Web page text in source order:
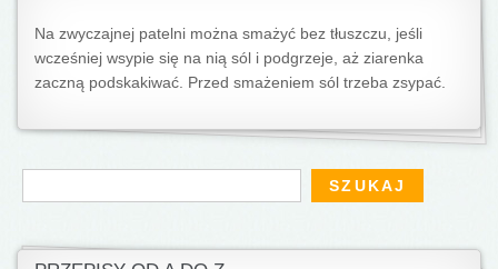
Na zwyczajnej patelni można smażyć bez tłuszczu, jeśli
wcześniej wsypie się na nią sól i podgrzeje, aż ziarenka
zaczną podskakiwać. Przed smażeniem sól trzeba zsypać.
Formularz wyszukiwania
Szukaj